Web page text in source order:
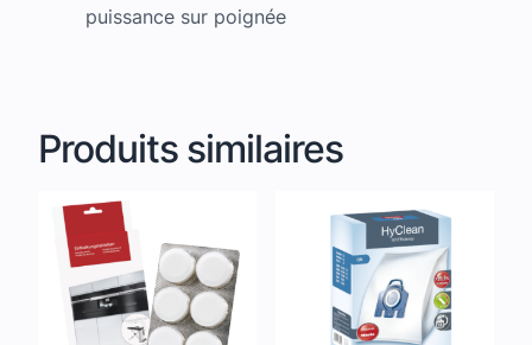
puissance sur poignée
Produits similaires